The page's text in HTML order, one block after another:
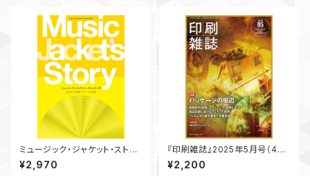
ミュージック・ジャケット・ストー
リーズ ―見て楽しむ特殊パッケ
ージの世界― [ 限定版 ] （特
¥2,970
『印刷雑誌』2025年5月号（4月1
8日発行）
¥2,200